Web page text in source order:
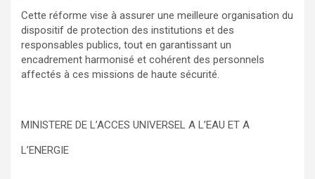
Cette réforme vise à assurer une meilleure organisation du
dispositif de protection des institutions et des
responsables publics, tout en garantissant un
encadrement harmonisé et cohérent des personnels
affectés à ces missions de haute sécurité.
MINISTERE DE L’ACCES UNIVERSEL A L’EAU ET A
L’ENERGIE